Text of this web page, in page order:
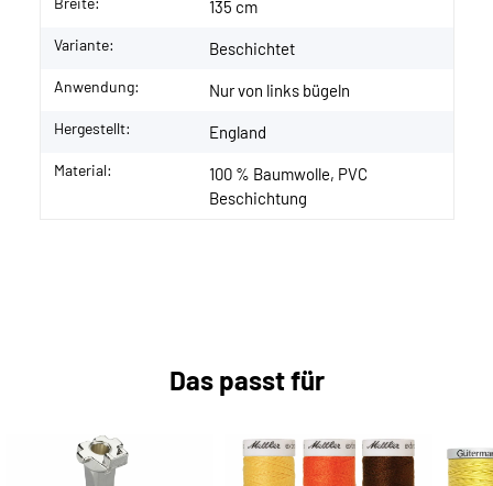
135 cm
Variante: Beschichtet
Anwendung: Nur von links bügeln
Hergestellt: England
Material:
100 % Baumwolle, PVC
Beschichtung
Das passt für